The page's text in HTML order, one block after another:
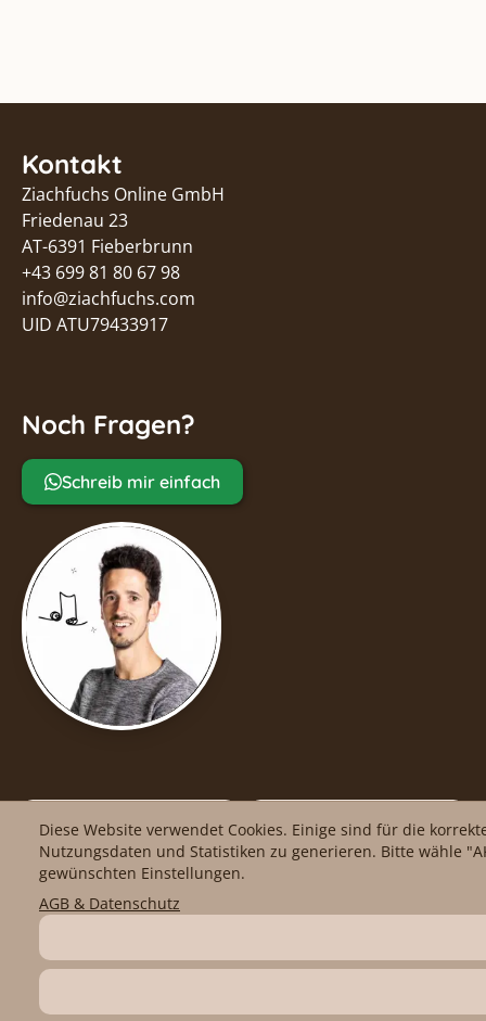
Kontakt
Ziachfuchs Online GmbH
Friedenau 23
AT-6391 Fieberbrunn
+43 699 81 80 67 98
info@ziachfuchs.com
UID ATU79433917
facebook Impressum
Instagram
Noch Fragen?
Schreib mir einfach
Diese Website verwendet Cookies. Einige sind für die
Nutzungsdaten und Statistiken zu generieren. Bitte wähle
gewünschten Einstellungen.
AGB & Datenschutz